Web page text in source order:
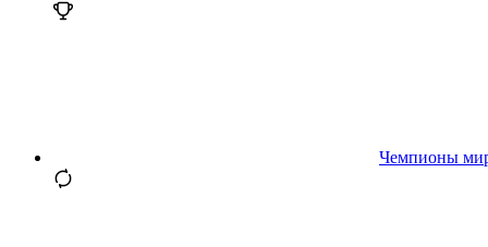
Чемпионы